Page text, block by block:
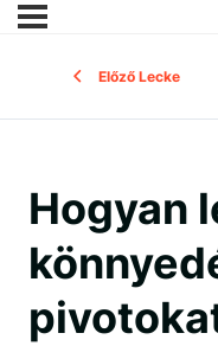
Előző Lecke
Hogyan